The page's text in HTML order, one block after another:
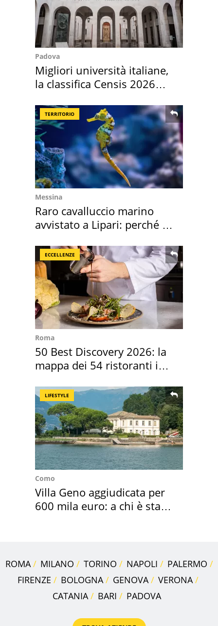
Padova
Migliori università italiane,
la classifica Censis 2026
TERRITORIO
Messina
Raro cavalluccio marino
avvistato a Lipari: perché è
ECCELLENZE
Roma
50 Best Discovery 2026: la
mappa dei 54 ristoranti in
LIFESTYLE
Como
Villa Geno aggiudicata per
600 mila euro: a chi è stata
ROMA MILANO TORINO NAPOLI
PALERMO
FIRENZE
BOLOGNA GENOVA
VERONA
CATANIA
BARI PADOVA